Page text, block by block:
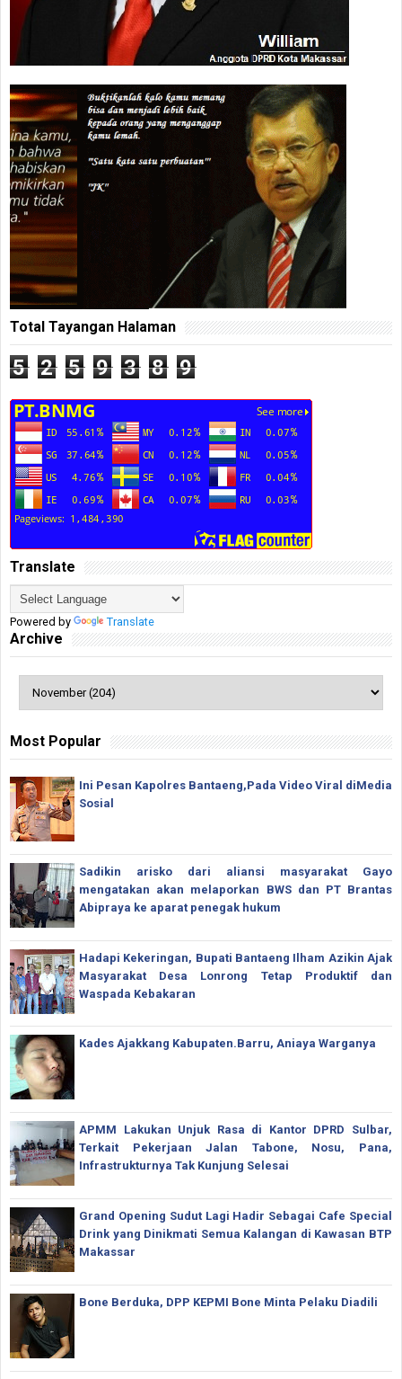
Total Tayangan Halaman
5 2 5 9 3 8 9
Translate
Powered by Translate
Archive
Most Popular
Ini Pesan Kapolres Bantaeng,Pada Video Viral diMedia
Sosial
Sadikin arisko dari aliansi masyarakat Gayo
mengatakan akan melaporkan BWS dan PT Brantas
Abipraya ke aparat penegak hukum
Hadapi Kekeringan, Bupati Bantaeng Ilham Azikin Ajak
Masyarakat Desa Lonrong Tetap Produktif dan
Waspada Kebakaran
Kades Ajakkang Kabupaten.Barru, Aniaya Warganya
APMM Lakukan Unjuk Rasa di Kantor DPRD Sulbar,
Terkait Pekerjaan Jalan Tabone, Nosu, Pana,
Infrastrukturnya Tak Kunjung Selesai
Grand Opening Sudut Lagi Hadir Sebagai Cafe Special
Drink yang Dinikmati Semua Kalangan di Kawasan BTP
Makassar
Bone Berduka, DPP KEPMI Bone Minta Pelaku Diadili